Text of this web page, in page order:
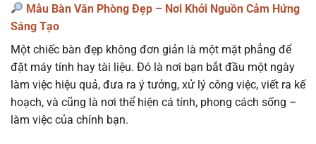
Mẫu Bàn Văn Phòng Đẹp – Nơi Khởi Nguồn Cảm Hứng
Sáng Tạo
Một chiếc bàn đẹp không đơn giản là một mặt phẳng để
đặt máy tính hay tài liệu. Đó là nơi bạn bắt đầu một ngày
làm việc hiệu quả, đưa ra ý tưởng, xử lý công việc, viết ra kế
hoạch, và cũng là nơi thể hiện cá tính, phong cách sống –
làm việc của chính bạn.